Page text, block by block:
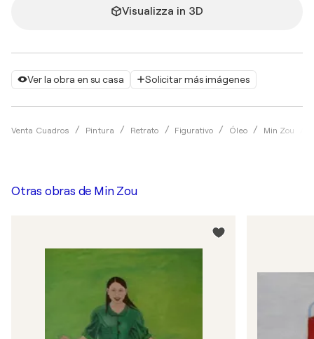
Ver la obra en su casa Solicitar más imágenes
Venta Cuadros Pintura Retrato Figurativo Óleo Min Zou
Visualizza in 3D
Otras obras de Min Zou